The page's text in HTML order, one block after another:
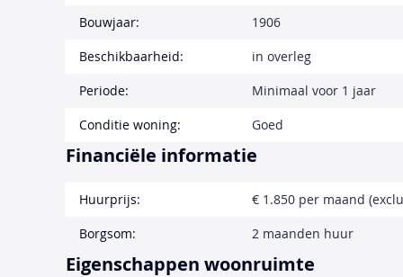
Bouwjaar:
1906
Beschikbaarheid:
in overleg
Periode:
Minimaal voor 1 jaar
Conditie woning:
Goed
Financiële informatie
Huurprijs:
€ 1.850 per maand
Borgsom:
2 maanden huur
Eigenschappen woonruimte